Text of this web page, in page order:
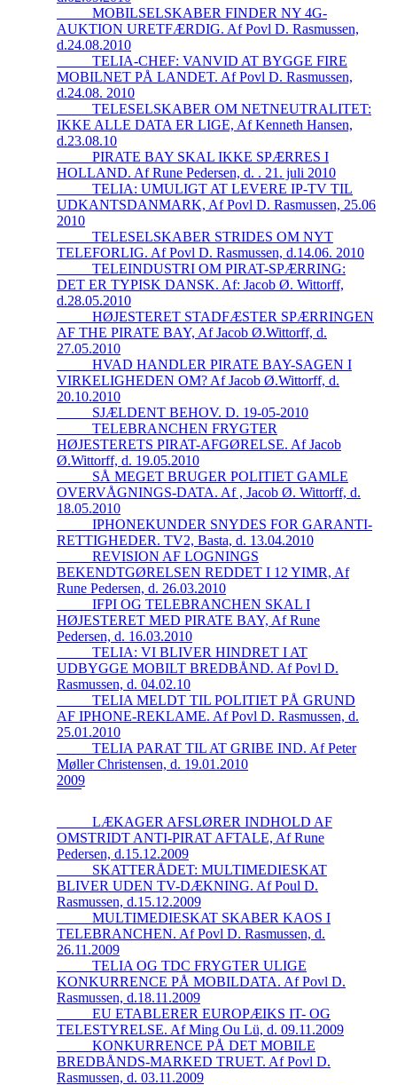
_____MOBILSELSKABER FINDER NY 4G-
AUKTION URETFÆRDIG. Af Povl D. Rasmussen,
d.24.08.2010
_____TELIA-CHEF: VANVID AT BYGGE FIRE
MOBILNET PÅ LANDET. Af Povl D. Rasmussen,
d.24.08. 2010
_____TELESELSKABER OM NETNEUTRALITET:
IKKE ALLE DATA ER LIGE, Af Kenneth Hansen,
d.23.08.10
_____PIRATE BAY SKAL IKKE SPÆRRES I
HOLLAND. Af Rune Pedersen, d. . 21. juli 2010
_____TELIA: UMULIGT AT LEVERE IP-TV TIL
UDKANTSDANMARK, Af Povl D. Rasmussen, 25.06
2010
_____TELESELSKABER STRIDES OM NYT
TELEFORLIG. Af Povl D. Rasmussen, d.14.06. 2010
_____TELEINDUSTRI OM PIRAT-SPÆRRING:
DET ER TYPISK DANSK. Af: Jacob Ø. Wittorff,
d.28.05.2010
_____HØJESTERET STADFÆSTER SPÆRRINGEN
AF THE PIRATE BAY, Af Jacob Ø.Wittorff, d.
27.05.2010
_____HVAD HANDLER PIRATE BAY-SAGEN I
VIRKELIGHEDEN OM? Af Jacob Ø.Wittorff, d.
20.10.2010
_____SJÆLDENT BEHOV. D. 19-05-2010
_____TELEBRANCHEN FRYGTER
HØJESTERETS PIRAT-AFGØRELSE. Af Jacob
Ø.Wittorff, d. 19.05.2010
_____SÅ MEGET BRUGER POLITIET GAMLE
OVERVÅGNINGS-DATA. Af , Jacob Ø. Wittorff, d.
18.05.2010
_____IPHONEKUNDER SNYDES FOR GARANTI-
RETTIGHEDER. TV2, Basta, d. 13.04.2010
_____REVISION AF LOGNINGS
BEKENDTGØRELSEN REDDET I 12 YIMR, Af
Rune Pedersen, d. 26.03.2010
_____IFPI OG TELEBRANCHEN SKAL I
HØJESTERET MED PIRATE BAY, Af Rune
Pedersen, d. 16.03.2010
_____TELIA: VI BLIVER HINDRET I AT
UDBYGGE MOBILT BREDBÅND. Af Povl D.
Rasmussen, d. 04.02.10
_____TELIA MELDT TIL POLITIET PÅ GRUND
AF IPHONE-REKLAME. Af Povl D. Rasmussen, d.
25.01.2010
_____TELIA PARAT TIL AT GRIBE IND. Af Peter
Møller Christensen, d. 19.01.2010
2009
_____LÆKAGER AFSLØRER INDHOLD AF
OMSTRIDT ANTI-PIRAT AFTALE, Af Rune
Pedersen, d.15.12.2009
_____SKATTERÅDET: MULTIMEDIESKAT
BLIVER UDEN TV-DÆKNING. Af Poul D.
Rasmussen, d.15.12.2009
_____MULTIMEDIESKAT SKABER KAOS I
TELEBRANCHEN. Af Povl D. Rasmussen, d.
26.11.2009
_____TELIA OG TDC FRYGTER ULIGE
KONKURRENCE PÅ MOBILDATA. Af Povl D.
Rasmussen, d.18.11.2009
_____EU ETABLERER EUROPÆIKS IT- OG
TELESTYRELSE. Af Ming Ou Lü, d. 09.11.2009
_____KONKURRENCE PÅ DET MOBILE
BREDBÅNDS-MARKED TRUET. Af Povl D.
Rasmussen, d. 03.11.2009